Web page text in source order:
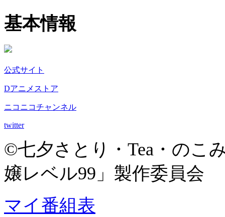
基本情報
公式サイト
Dアニメストア
ニコニコチャンネル
twitter
©七夕さとり・Tea・のこ
嬢レベル99」製作委員会
マイ番組表